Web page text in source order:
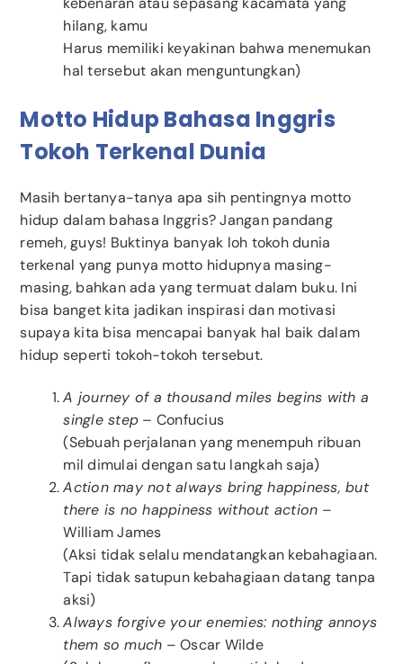
hilang, kamu
Harus memiliki keyakinan bahwa menemukan
hal tersebut akan menguntungkan)
Motto Hidup Bahasa Inggris
Tokoh Terkenal Dunia
Masih bertanya-tanya apa sih pentingnya motto
hidup dalam bahasa Inggris? Jangan pandang
remeh, guys! Buktinya banyak loh tokoh dunia
terkenal yang punya motto hidupnya masing-
masing, bahkan ada yang termuat dalam buku. Ini
bisa banget kita jadikan inspirasi dan motivasi
supaya kita bisa mencapai banyak hal baik dalam
hidup seperti tokoh-tokoh tersebut.
A journey of a thousand miles begins with a
single step – Confucius
(Sebuah perjalanan yang menempuh ribuan
mil dimulai dengan satu langkah saja)
Action may not always bring happiness, but
there is no happiness without action –
William James
(Aksi tidak selalu mendatangkan kebahagiaan.
Tapi tidak satupun kebahagiaan datang tanpa
aksi)
Always forgive your enemies: nothing annoys
them so much – Oscar Wilde